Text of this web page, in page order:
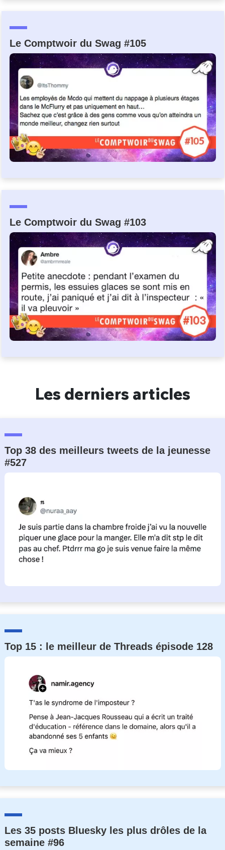
Le Comptwoir du Swag #105
Le Comptwoir du Swag #103
Les derniers articles
Top 38 des meilleurs tweets de la jeunesse
#527
Top 15 : le meilleur de Threads épisode 128
Les 35 posts Bluesky les plus drôles de la
semaine #96
C'EST PARTI